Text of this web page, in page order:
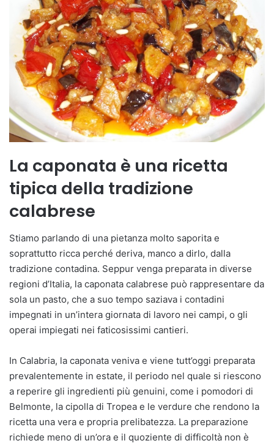
La caponata è una ricetta
tipica della tradizione
calabrese
Stiamo parlando di una pietanza molto saporita e
soprattutto ricca perché deriva, manco a dirlo, dalla
tradizione contadina. Seppur venga preparata in diverse
regioni d’Italia, la caponata calabrese può rappresentare da
sola un pasto, che a suo tempo saziava i contadini
impegnati in un’intera giornata di lavoro nei campi, o gli
operai impiegati nei faticosissimi cantieri.
In Calabria, la caponata veniva e viene tutt’oggi preparata
prevalentemente in estate, il periodo nel quale si riescono
a reperire gli ingredienti più genuini, come i pomodori di
Belmonte, la cipolla di Tropea e le verdure che rendono la
ricetta una vera e propria prelibatezza. La preparazione
richiede meno di un’ora e il quoziente di difficoltà non è